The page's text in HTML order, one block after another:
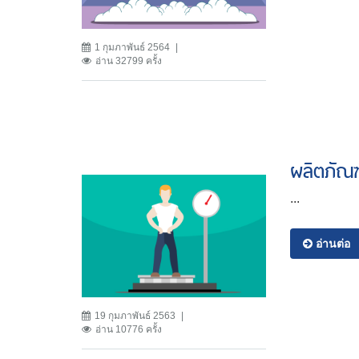
1 กุมภาพันธ์ 2564
อ่าน 32799 ครั้ง
19 กุมภาพันธ์ 2563
อ่าน 10776 ครั้ง
ผลิตภัณ
...
อ่านต่อ